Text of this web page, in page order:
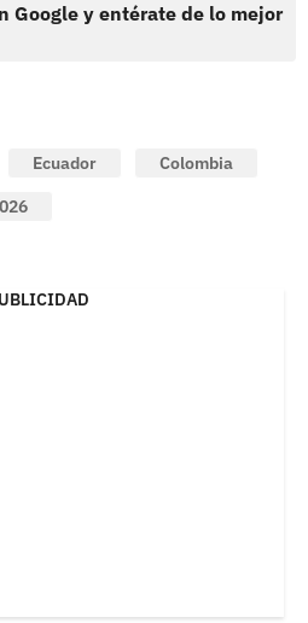
Google y entérate de lo mejor
Ecuador
Colombia